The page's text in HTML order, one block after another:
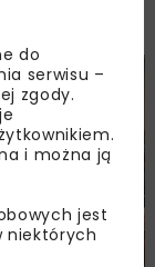
WYDARZENIA
do
serwisu –
zgody.
i można ją
jest
niektórych